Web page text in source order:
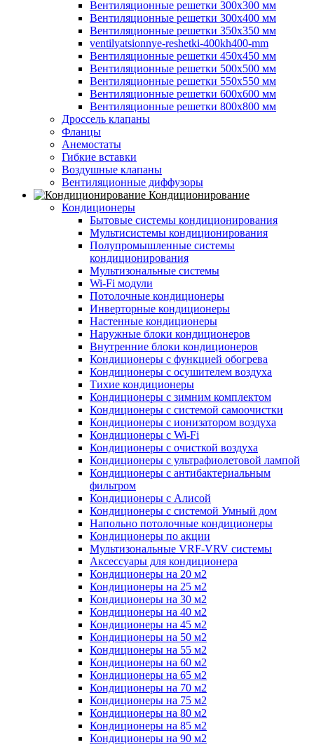
Вентиляционные решетки 300х300 мм
Вентиляционные решетки 300х400 мм
Вентиляционные решетки 350х350 мм
ventilyatsionnye-reshetki-400kh400-mm
Вентиляционные решетки 450х450 мм
Вентиляционные решетки 500х500 мм
Вентиляционные решетки 550х550 мм
Вентиляционные решетки 600х600 мм
Вентиляционные решетки 800х800 мм
Дроссель клапаны
Фланцы
Анемостаты
Гибкие вставки
Воздушные клапаны
Вентиляционные диффузоры
Кондиционирование
Кондиционеры
Бытовые системы кондиционирования
Мультисистемы кондиционирования
Полупромышленные системы
кондиционирования
Мультизональные системы
Wi-Fi модули
Потолочные кондиционеры
Инверторные кондиционеры
Настенные кондиционеры
Наружные блоки кондиционеров
Внутренние блоки кондиционеров
Кондиционеры с функцией обогрева
Кондиционеры с осушителем воздуха
Тихие кондиционеры
Кондиционеры с зимним комплектом
Кондиционеры с системой самоочистки
Кондиционеры с ионизатором воздуха
Кондиционеры с Wi-Fi
Кондиционеры с очисткой воздуха
Кондиционеры с ультрафиолетовой лампой
Кондиционеры с антибактериальным
фильтром
Кондиционеры с Алисой
Кондиционеры с системой Умный дом
Напольно потолочные кондиционеры
Кондиционеры по акции
Мультизональные VRF-VRV системы
Аксессуары для кондиционера
Кондиционеры на 20 м2
Кондиционеры на 25 м2
Кондиционеры на 30 м2
Кондиционеры на 40 м2
Кондиционеры на 45 м2
Кондиционеры на 50 м2
Кондиционеры на 55 м2
Кондиционеры на 60 м2
Кондиционеры на 65 м2
Кондиционеры на 70 м2
Кондиционеры на 75 м2
Кондиционеры на 80 м2
Кондиционеры на 85 м2
Кондиционеры на 90 м2